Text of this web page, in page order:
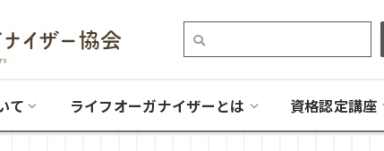
て ライフオーガナイザーとは 資格認定講座